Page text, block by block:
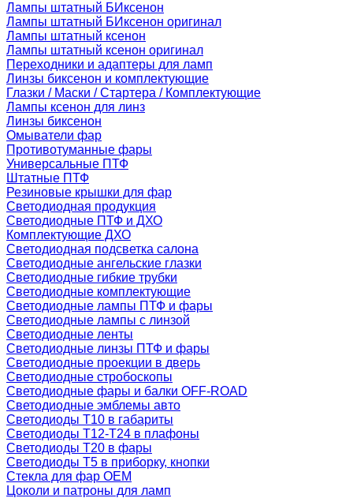
Лампы штатный БИксенон
Лампы штатный БИксенон оригинал
Лампы штатный ксенон
Лампы штатный ксенон оригинал
Переходники и адаптеры для ламп
Линзы биксенон и комплектующие
Глазки / Маски / Стартера / Комплектующие
Лампы ксенон для линз
Линзы биксенон
Омыватели фар
Противотуманные фары
Универсальные ПТФ
Штатные ПТФ
Резиновые крышки для фар
Светодиодная продукция
Светодиодные ПТФ и ДХО
Комплектующие ДХО
Светодиодная подсветка салона
Светодиодные ангельские глазки
Светодиодные гибкие трубки
Светодиодные комплектующие
Светодиодные лампы ПТФ и фары
Светодиодные лампы с линзой
Светодиодные ленты
Светодиодные линзы ПТФ и фары
Светодиодные проекции в дверь
Светодиодные стробоскопы
Светодиодные фары и балки OFF-ROAD
Светодиодные эмблемы авто
Светодиоды T10 в габариты
Светодиоды T12-T24 в плафоны
Светодиоды T20 в фары
Светодиоды T5 в приборку, кнопки
Стекла для фар OEM
Цоколи и патроны для ламп